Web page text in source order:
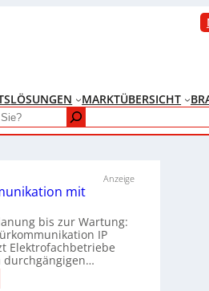
LÖSUNGEN MARKTÜBERSICHT
Anzeige
mit
bis zur Wartung:
IP
Elektrofachbetriebe
durchgängigen…